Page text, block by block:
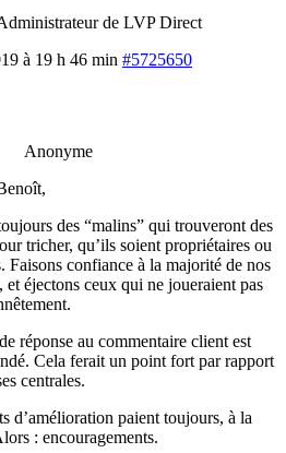
de LVP Direct
à 19 h 46 min #5725650
Anonyme
des “malins” qui trouveront des
tricher, qu’ils soient propriétaires ou
Faisons confiance à la majorité de nos
et éjectons ceux qui ne joueraient pas
réponse au commentaire client est
Cela ferait un point fort par rapport
centrales.
d’amélioration paient toujours, à la
: encouragements.